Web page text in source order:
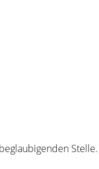
Stelle.